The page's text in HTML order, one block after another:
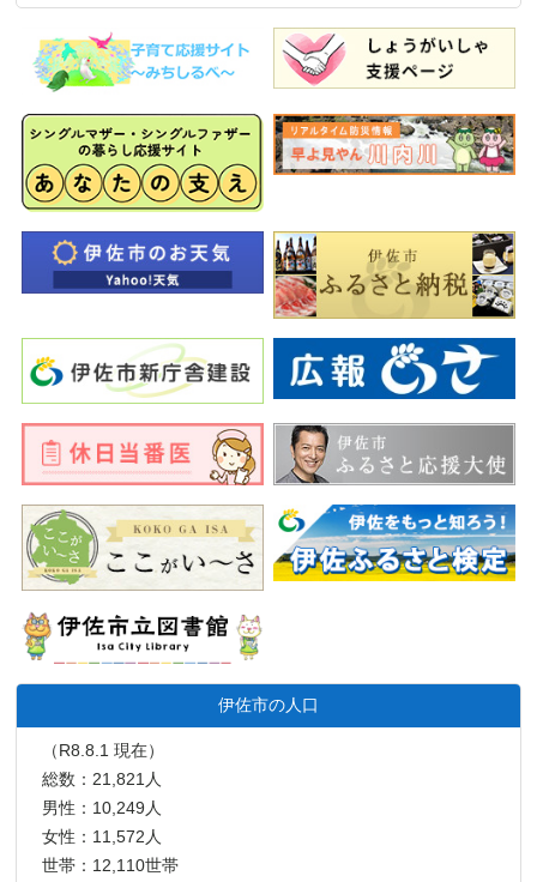
伊佐市の人口
（R8.8.1 現在）
総数：21,821人
男性：10,249人
女性：11,572人
世帯：12,110世帯